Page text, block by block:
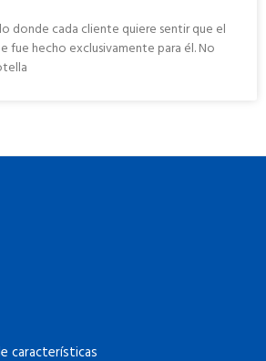
donde cada cliente quiere sentir que el
fue hecho exclusivamente para él. No
características